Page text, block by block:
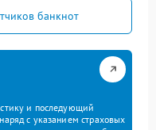
банкнот
и последующий
с указанием страховых